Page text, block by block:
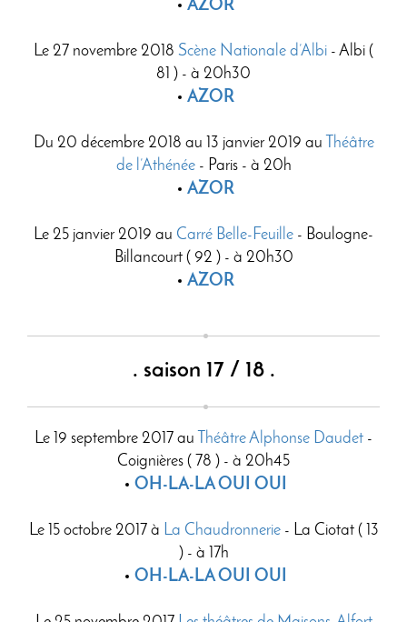
AZOR
Le 27 novembre 2018 Scène Nationale d’Albi - Albi (
81 ) - à 20h30
AZOR
Du 20 décembre 2018 au 13 janvier 2019 au Théâtre
de l’Athénée- Paris - à 20h
AZOR
Le 25 janvier 2019 au Carré Belle-Feuille - Boulogne-
Billancourt ( 92 ) - à 20h30
AZOR
. saison 17 / 18 .
Le 19 septembre 2017 au Théâtre Alphonse Daudet -
Coignières ( 78 ) - à 20h45
OH-LA-LA OUI OUI
Le 15 octobre 2017 à La Chaudronnerie- La Ciotat ( 13
) - à 17h
OH-LA-LA OUI OUI